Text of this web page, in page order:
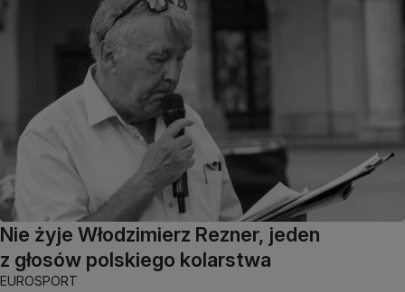
Nie żyje Włodzimierz Rezner, jeden
z głosów polskiego kolarstwa
EUROSPORT